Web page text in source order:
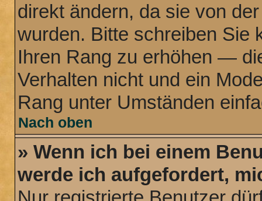
direkt ändern, da sie von
wurden. Bitte schreiben Sie
Ihren Rang zu erhöhen —
Verhalten nicht und ein
Rang unter Umständen
Nach oben
» Wenn ich bei einem
werde ich aufgefordert,